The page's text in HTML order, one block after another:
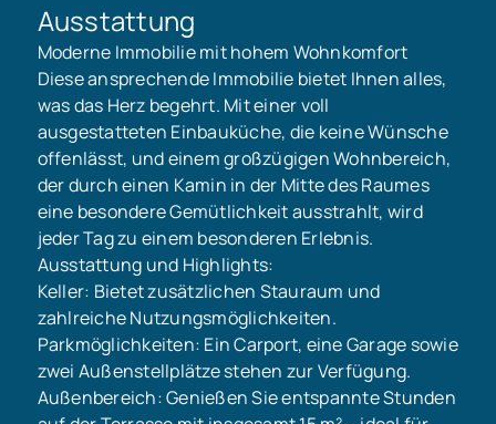
Ausstattung
Moderne Immobilie mit hohem Wohnkomfort
Diese ansprechende Immobilie bietet Ihnen alles,
was das Herz begehrt. Mit einer voll
ausgestatteten Einbauküche, die keine Wünsche
offenlässt, und einem großzügigen Wohnbereich,
der durch einen Kamin in der Mitte des Raumes
eine besondere Gemütlichkeit ausstrahlt, wird
jeder Tag zu einem besonderen Erlebnis.
Ausstattung und Highlights:
Keller: Bietet zusätzlichen Stauraum und
zahlreiche Nutzungsmöglichkeiten.
Parkmöglichkeiten: Ein Carport, eine Garage sowie
zwei Außenstellplätze stehen zur Verfügung.
Außenbereich: Genießen Sie entspannte Stunden